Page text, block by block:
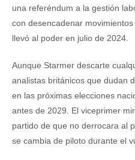
una referéndum a la gestión
con desencadenar
llevó al poder en julio de 2024.
Aunque Starmer descarte
analistas británicos que dudan
en las próximas elecciones
antes de 2029. El viceprimer
partido de que no derrocara al
se cambia de piloto durante el